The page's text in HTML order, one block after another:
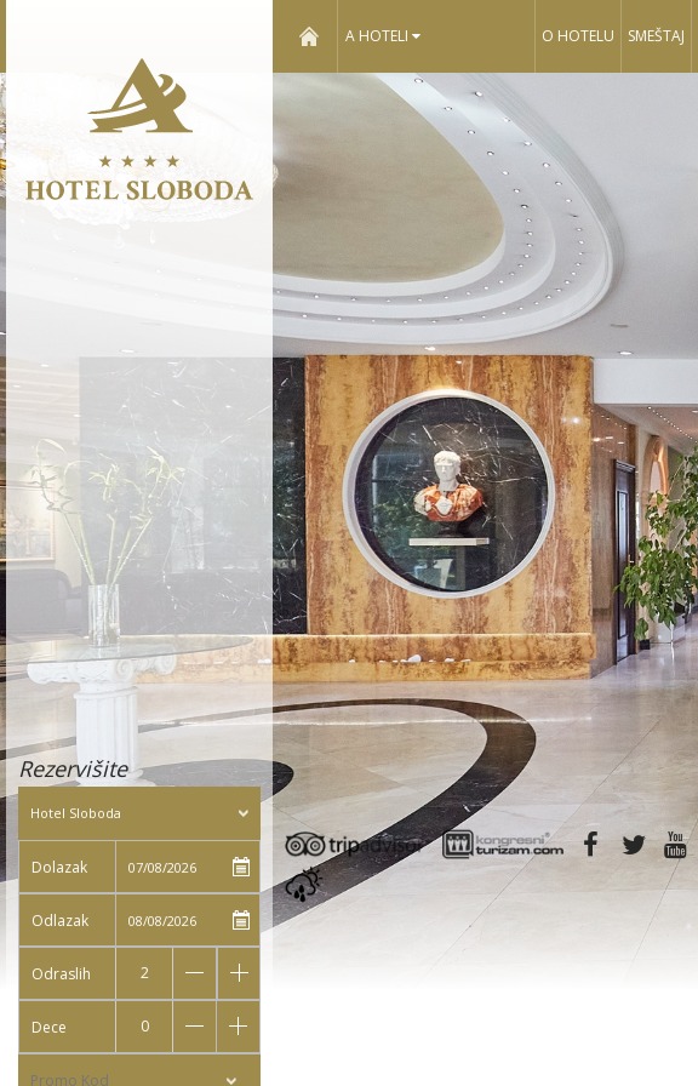
home A HOTELI O HOTELU SMEŠTAJ
Rezervišite
Dolazak
Odlazak
Odraslih 2
Dece 0